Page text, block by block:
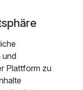
unser Hotel
Standard-,
finden Sie
Satelliten-TV,
ein
und
Plattform zu